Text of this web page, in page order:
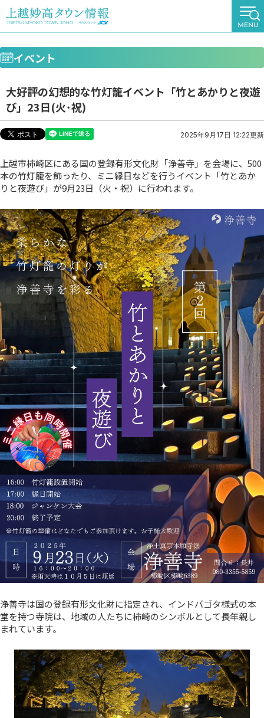
イベント
大好評の幻想的な竹灯籠イベント「竹とあかりと夜遊
び」23日(火･祝)
2025年9月17日 12:22更新
上越市柿崎区にある国の登録有形文化財「浄善寺」を会場に、500
本の竹灯籠を飾ったり、ミニ縁日などを行うイベント「竹とあか
りと夜遊び」が9月23日（火・祝）に行われます。
浄善寺は国の登録有形文化財に指定され、インドパゴタ様式の本
堂を持つ寺院は、地域の人たちに柿崎のシンボルとして長年親し
まれています。